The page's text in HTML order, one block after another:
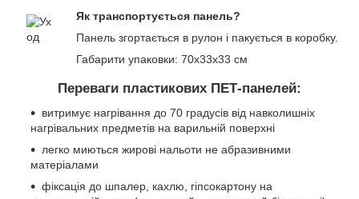
Як транспортується панель?
Панель згортається в рулон і пакується в коробку.
Габарити упаковки: 70х33х33 см
Переваги пластикових ПЕТ-панелей:
витримує нагрівання до 70 градусів від навколишніх
нагрівальних предметів на варильній поверхні
легко миються жирові нальоти не абразивними
матеріалами
фіксація до шпалер, кахлю, гіпсокартону на